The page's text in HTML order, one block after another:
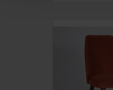
korzystasz z naszej witryny,
społecznościowym,
Partnerzy mogą połączyć